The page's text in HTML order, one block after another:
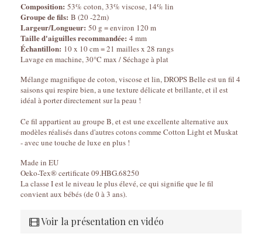
Composition: 53% coton, 33% viscose, 14% lin
Groupe de fils: B (20 -22m)
Largeur/Longueur: 50 g = environ 120 m
Taille d'aiguilles recommandée: 4 mm
Échantillon: 10 x 10 cm = 21 mailles x 28 rangs
Lavage en machine, 30°C max / Séchage à plat
Mélange magnifique de coton, viscose et lin, DROPS Belle est un fil 4
saisons qui respire bien, a une texture délicate et brillante, et il est
idéal à porter directement sur la peau !
Ce fil appartient au groupe B, et est une excellente alternative aux
modèles réalisés dans d'autres cotons comme Cotton Light et Muskat
- avec une touche de luxe en plus !
Made in EU
Oeko-Tex® certificate 09.HBG.68250
La classe I est le niveau le plus élevé, ce qui signifie que le fil
convient aux bébés (de 0 à 3 ans).
Voir la présentation en vidéo